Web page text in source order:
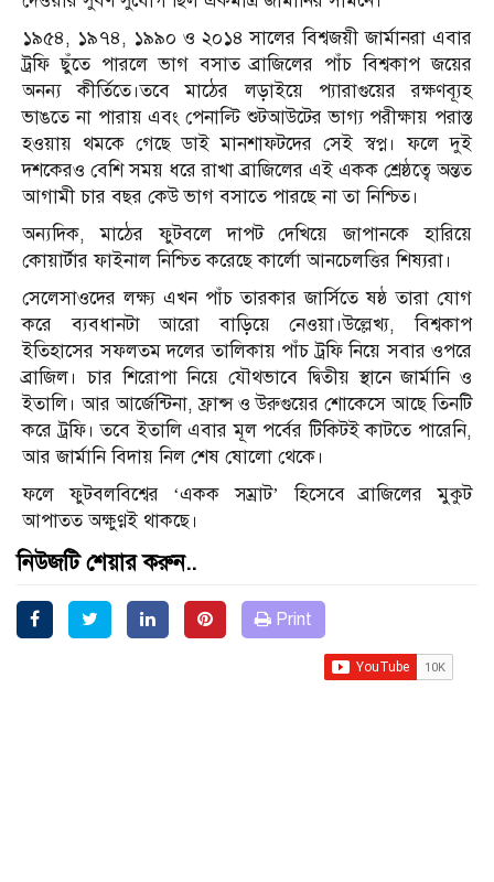
১৯৫৪, ১৯৭৪, ১৯৯০ ও ২০১৪ সালের বিশ্বজয়ী জার্মানরা এবার
ট্রফি ছুঁতে পারলে ভাগ বসাত ব্রাজিলের পাঁচ বিশ্বকাপ জয়ের
অনন্য কীর্তিতে।তবে মাঠের লড়াইয়ে প্যারাগুয়ের রক্ষণব্যূহ
ভাঙতে না পারায় এবং পেনাল্টি শুটআউটের ভাগ্য পরীক্ষায় পরাস্ত
হওয়ায় থমকে গেছে ডাই মানশাফটদের সেই স্বপ্ন। ফলে দুই
দশকেরও বেশি সময় ধরে রাখা ব্রাজিলের এই একক শ্রেষ্ঠত্বে অন্তত
আগামী চার বছর কেউ ভাগ বসাতে পারছে না তা নিশ্চিত।
অন্যদিক, মাঠের ফুটবলে দাপট দেখিয়ে জাপানকে হারিয়ে
কোয়ার্টার ফাইনাল নিশ্চিত করেছে কার্লো আনচেলত্তির শিষ্যরা।
সেলেসাওদের লক্ষ্য এখন পাঁচ তারকার জার্সিতে ষষ্ঠ তারা যোগ
করে ব্যবধানটা আরো বাড়িয়ে নেওয়া।উল্লেখ্য, বিশ্বকাপ
ইতিহাসের সফলতম দলের তালিকায় পাঁচ ট্রফি নিয়ে সবার ওপরে
ব্রাজিল। চার শিরোপা নিয়ে যৌথভাবে দ্বিতীয় স্থানে জার্মানি ও
ইতালি। আর আর্জেন্টিনা, ফ্রান্স ও উরুগুয়ের শোকেসে আছে তিনটি
করে ট্রফি। তবে ইতালি এবার মূল পর্বের টিকিটই কাটতে পারেনি,
আর জার্মানি বিদায় নিল শেষ ষোলো থেকে।
ফলে ফুটবলবিশ্বের ‘একক সম্রাট’ হিসেবে ব্রাজিলের মুকুট
আপাতত অক্ষুণ্ণই থাকছে।
নিউজটি শেয়ার করুন..
Print